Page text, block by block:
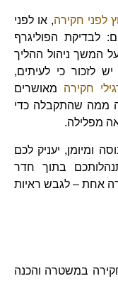
לפני חקירה, או לפני
לבדיקת הפוליגרף
המשך ניהול ההליך
לזכור כי לעיתים,
חקירה מאושרים
ממה שהתקבלה כדי
מפלילה.
ומיומן, יעניק לכם
בתוך חדר
אחת – לגבש ראיות
בחקירה במשטרה והכנה